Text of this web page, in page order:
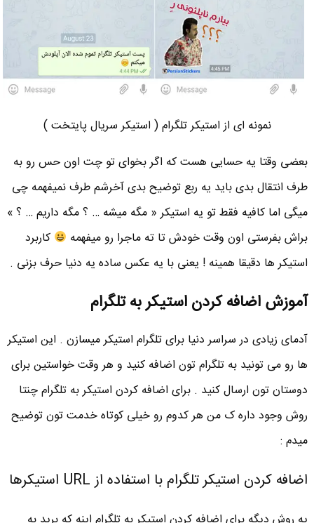
نمونه ای از استیکر تلگرام ( استیکر سریال پایتخت )
بعضی وقتا یه حسایی هست که اگر بخوای تو چت اون حس رو به
طرف انتقال بدی باید یه ربع توضیح بدی آخرشم طرف نمیفهمه چی
میگی اما کافیه فقط تو یه استیکر « مگه میشه … ؟ مگه داریم … ؟ »
براش بفرستی اون وقت خودش تا ته ماجرا رو میفهمه
کاربرد
استیکر ها دقیقا همینه ! یعنی با یه عکس ساده یه دنیا حرف بزنی .
آموزش اضافه کردن استیکر به تلگرام
آدمای زیادی در سراسر دنیا برای تلگرام استیکر میسازن . این استیکر
ها رو می تونید به تلگرام تون اضافه کنید و هر وقت خواستین برای
دوستان تون ارسال کنید . برای اضافه کردن استیکر به تلگرام چنتا
روش وجود داره ک من هر کدوم رو خیلی کوتاه خدمت تون توضیح
میدم :
اضافه کردن استیکر تلگرام با استفاده از URL استیکرها